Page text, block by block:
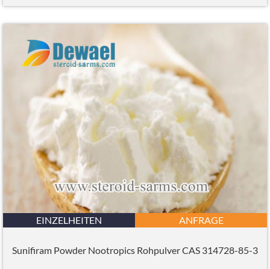
EINZELHEITEN ANFRAGE
Sunifiram Powder Nootropics Rohpulver CAS 314728-85-3